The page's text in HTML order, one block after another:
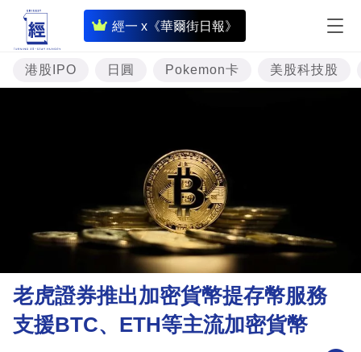
經一 x《華爾街日報》
即
時
財
經
樓
市
理
財
商
港股IPO 日圓 Pokemon卡 美股科技股
老虎證券推出加密貨幣提存幣服務
支援BTC、ETH等主流加密貨幣